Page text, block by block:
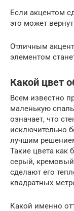
Если акцентом
это может
Отличным
элементом
Какой цвет
Всем известно
маленькую
означает, что
исключительно
лучшим
Такие цвета как
серый,
сделают его
квадратных
Какой именно